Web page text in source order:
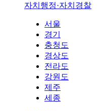
자치행정·자치경찰
서울
경기
충청도
경상도
전라도
강원도
제주
세종